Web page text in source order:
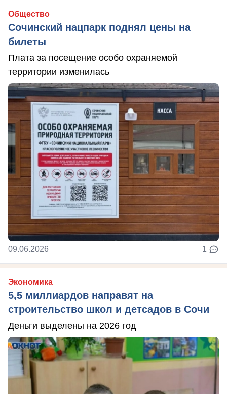
Общество
Сочинский нацпарк поднял цены на
билеты
Плата за посещение особо охраняемой
территории изменилась
09.06.2026 1
Экономика
5,5 миллиардов направят на
строительство школ и детсадов в Сочи
Деньги выделены на 2026 год